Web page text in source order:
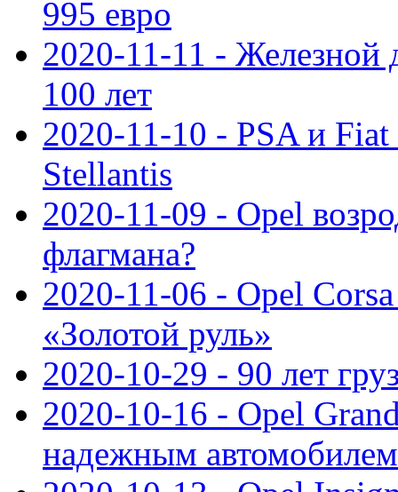
995 евро
2020-11-11 - Железной
100 лет
2020-11-10 - PSA и Fiat
Stellantis
2020-11-09 - Opel
флагмана?
2020-11-06 - Opel
«Золотой руль»
2020-10-29 - 90 лет
2020-10-16 - Opel
надежным автомобилем